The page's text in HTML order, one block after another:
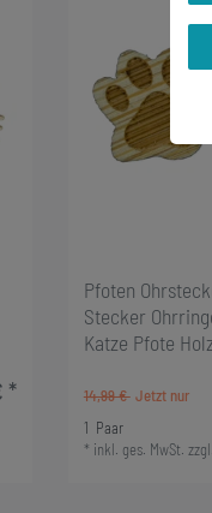
*
Pfoten
Stecker
Katze Pfote
14,99 €
1 Paar
* inkl. ges. MwSt. zzgl.